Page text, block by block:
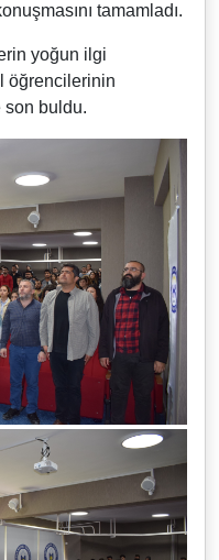
tamamladı.
yoğun ilgi
öğrencilerinin
son buldu.